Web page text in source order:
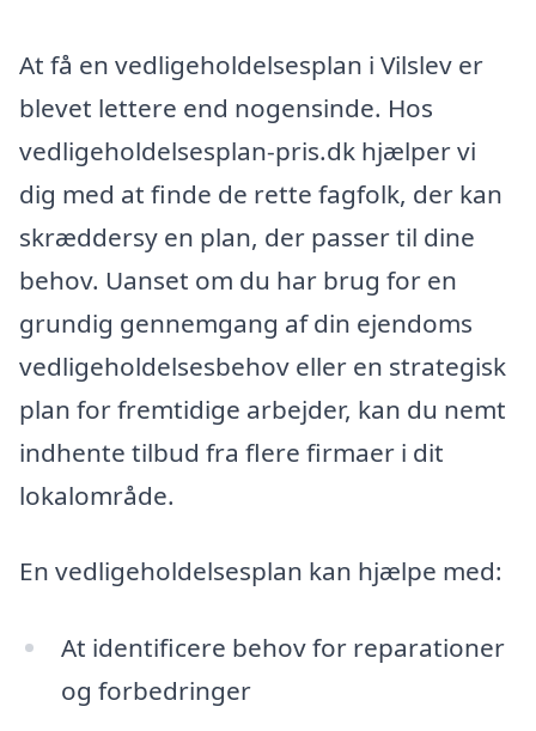
At få en vedligeholdelsesplan i Vilslev er
blevet lettere end nogensinde. Hos
vedligeholdelsesplan-pris.dk hjælper vi
dig med at finde de rette fagfolk, der kan
skræddersy en plan, der passer til dine
behov. Uanset om du har brug for en
grundig gennemgang af din ejendoms
vedligeholdelsesbehov eller en strategisk
plan for fremtidige arbejder, kan du nemt
indhente tilbud fra flere firmaer i dit
lokalområde.
En vedligeholdelsesplan kan hjælpe med:
At identificere behov for reparationer
og forbedringer